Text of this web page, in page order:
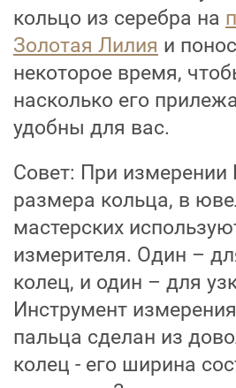
кольцо из серебра на
Золотая Лилия и
некоторое время,
насколько его
удобны для вас.
Совет: При измерении
размера кольца, в
мастерских
измерителя. Один –
колец, и один – для
Инструмент
пальца сделан из
колец - его ширина